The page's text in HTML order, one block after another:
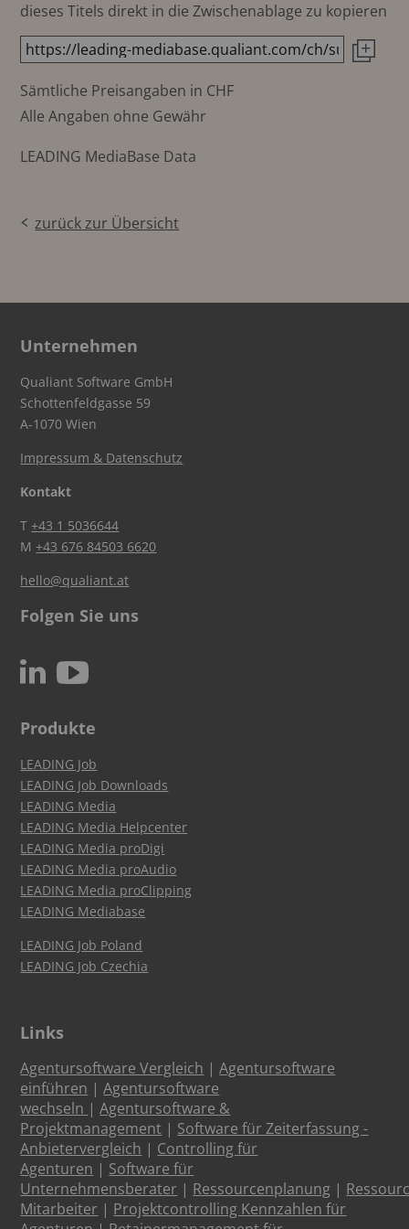
dieses Titels direkt in die Zwischenablage zu kopieren
Sämtliche Preisangaben in CHF
Alle Angaben ohne Gewähr
LEADING MediaBase Data
zurück zur Übersicht
Unternehmen
Qualiant Software GmbH
Schottenfeldgasse 59
A-1070 Wien
Impressum & Datenschutz
Kontakt
T+43 1 5036644
M+43 676 84503 6620
hello@qualiant.at
Folgen Sie uns
N c
Produkte
LEADING Job
LEADING Job Downloads
LEADING Media
LEADING Media Helpcenter
LEADING Media proDigi
LEADING Media proAudio
LEADING Media proClipping
LEADING Mediabase
LEADING Job Poland
LEADING Job Czechia
Links
Agentursoftware Vergleich |Agentursoftware
einführen |Agentursoftware
wechseln |Agentursoftware &
Projektmanagement | Software für Zeiterfassung -
Anbietervergleich | Controlling für
Agenturen | Software für
Unternehmensberater | Ressourcenplanung |
Mitarbeiter | Projektcontrolling Kennzahlen für